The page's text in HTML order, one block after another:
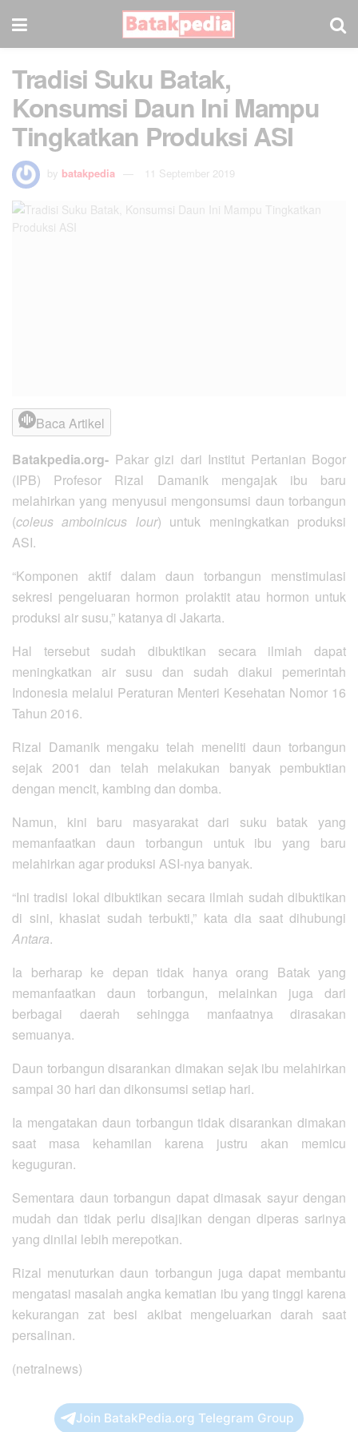
Tradisi Suku Batak,
Konsumsi Daun Ini Mampu
Tingkatkan Produksi ASI
by batakpedia 11 September 2019
Baca Artikel
Batakpedia.org- Pakar gizi dari Institut Pertanian Bogor
(IPB) Profesor Rizal Damanik mengajak ibu baru
melahirkan yang menyusui mengonsumsi daun torbangun
(coleus amboinicus lour) untuk meningkatkan produksi
ASI.
“Komponen aktif dalam daun torbangun menstimulasi
sekresi pengeluaran hormon prolaktit atau hormon untuk
produksi air susu,” katanya di Jakarta.
Hal tersebut sudah dibuktikan secara ilmiah dapat
meningkatkan air susu dan sudah diakui pemerintah
Indonesia melalui Peraturan Menteri Kesehatan Nomor 16
Tahun 2016.
Rizal Damanik mengaku telah meneliti daun torbangun
sejak 2001 dan telah melakukan banyak pembuktian
dengan mencit, kambing dan domba.
Namun, kini baru masyarakat dari suku batak yang
memanfaatkan daun torbangun untuk ibu yang baru
melahirkan agar produksi ASI-nya banyak.
“Ini tradisi lokal dibuktikan secara ilmiah sudah dibuktikan
di sini, khasiat sudah terbukti,” kata dia saat dihubungi
Antara.
Ia berharap ke depan tidak hanya orang Batak yang
memanfaatkan daun torbangun, melainkan juga dari
berbagai daerah sehingga manfaatnya dirasakan
semuanya.
Daun torbangun disarankan dimakan sejak ibu melahirkan
sampai 30 hari dan dikonsumsi setiap hari.
Ia mengatakan daun torbangun tidak disarankan dimakan
saat masa kehamilan karena justru akan memicu
keguguran.
Sementara daun torbangun dapat dimasak sayur dengan
mudah dan tidak perlu disajikan dengan diperas sarinya
yang dinilai lebih merepotkan.
Rizal menuturkan daun torbangun juga dapat membantu
mengatasi masalah angka kematian ibu yang tinggi karena
kekurangan zat besi akibat mengeluarkan darah saat
persalinan.
(netralnews)
Join BatakPedia.org Telegram Group